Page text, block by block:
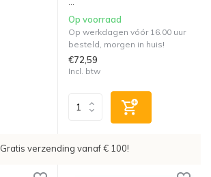
Op voorraad
Op werkdagen vóór 16.00 uur
besteld, morgen in huis!
€72,59
Incl. btw
Gratis verzending vanaf € 100!